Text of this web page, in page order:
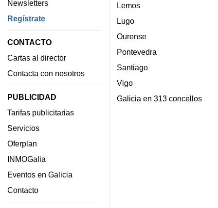
Newsletters
Regístrate
CONTACTO
Cartas al director
Contacta con nosotros
PUBLICIDAD
Tarifas publicitarias
Servicios
Oferplan
INMOGalia
Eventos en Galicia
Contacto
Lemos
Lugo
Ourense
Pontevedra
Santiago
Vigo
Galicia en 313 concellos